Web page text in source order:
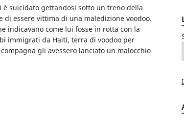
è suicidato gettandosi sotto un treno della
essere vittima di una maledizione voodoo.
indicavano come lui fosse in rotta con la
immigrati da Haiti, terra di voodoo per
gli avessero lanciato un malocchio